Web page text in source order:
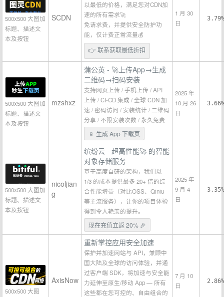
500x500 大图加
标题、描述文
本及按钮
SCDN
以最低的价格，满足您对CDN加
速的所有需求🚀
免请求费，并提供安全防护功
能，仅计费正常流量💰
👉 联系获取最低折扣
1 月 30
日
3.79%
500x500 大图加
标题、描述文
本及按钮
mzshxz
蒲公英 - 🚀上传App→生成
二维码→扫码安装
支持网页上传 / 手机上传 / API
上传 / CI-CD 集成 / 全球 CDN 加
速 / 密码访问 / 安装统计 / 二维码
分享 / 不限安装次数 / 永久免费
📱 生成 App 下载页
2025 年
10 月 26
日
3.66%
500x500 大图加
标题、描述文
本及按钮
nicoljian
g
缤纷云 - 超高性能🚀 的智能
对象存储服务
基于高度自研的架构，我们以
1/3 的成本提供最多 20+ 倍的综
合性能增益（对比OSS、Qiniu
等主流服务），让你的项目体验
得到令人艳羡的提升。
现在充值立返 20% 🎉
2025 年
9 月 4
日
3.35%
500x500 大图
AxisNow
重新掌控应用安全加速
保护并加速网站与 API，兼顾中
国大陆及全球的访问体验，并通
过客户端 SDK，将加速与安全能
力延伸至原生/移动 App — 所有
这些都在您可控的、自由组合的
7 月 10
日
2.86%